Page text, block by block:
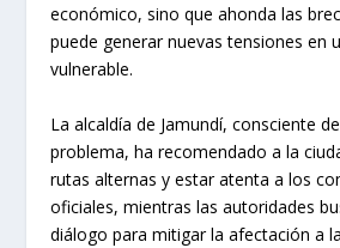
económico, sino que ahonda las
puede generar nuevas tensiones en
vulnerable.
La alcaldía de Jamundí, consciente
problema, ha recomendado a la
rutas alternas y estar atenta a los
oficiales, mientras las autoridades
diálogo para mitigar la afectación a